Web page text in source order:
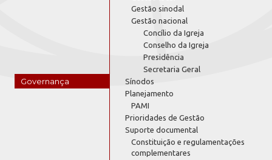
Governança
Gestão sinodal
Gestão nacional
Concílio da Igreja
Conselho da Igreja
Presidência
Secretaria Geral
Sínodos
Planejamento
PAMI
Prioridades de Gestão
Suporte documental
Constituição e regulamentações
complementares